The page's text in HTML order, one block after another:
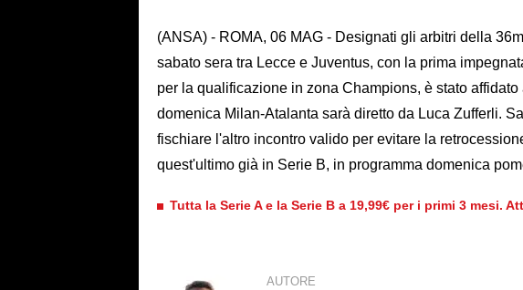
(ANSA) - ROMA, 06 MAG - Designati gli arbitri della
sabato sera tra Lecce e Juventus, con la prima
per la qualificazione in zona Champions, è stato
domenica Milan-Atalanta sarà diretto da Luca Zufferli.
fischiare l'altro incontro valido per evitare la
quest'ultimo già in Serie B, in programma domenica
Tutta la Serie A e la Serie B a 19,99€ per i primi 3 mesi.
AUTORE